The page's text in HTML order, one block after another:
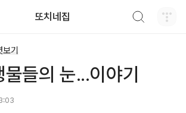
또치네집
기
들의 눈...이야기